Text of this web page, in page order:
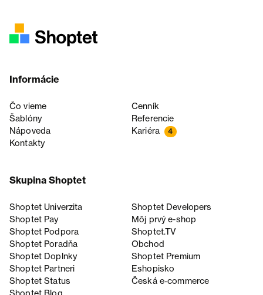
Informácie
Čo vieme
Cenník
Šablóny
Referencie
Nápoveda
Kariéra 4
Kontakty
Skupina Shoptet
Shoptet Univerzita
Shoptet Developers
Shoptet Pay
Môj prvý e-shop
Shoptet Podpora
Shoptet.TV
Shoptet Poradňa
Obchod
Shoptet Doplnky
Shoptet Premium
Shoptet Partneri
Eshopisko
Shoptet Status
Česká e‑commerce